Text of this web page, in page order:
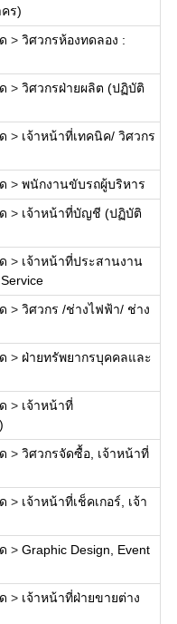
ร)
> วิศวกรห้องทดลอง :
> วิศวกรฝ่ายผลิต (ปฏิบัติ
> เจ้าหน้าที่เทคนิค/ วิศวกร
> พนักงานขับรถผู้บริหาร
> เจ้าหน้าที่บัญชี (ปฏิบัติ
> เจ้าหน้าที่ประสานงาน
> วิศวกร /ช่างไฟฟ้า/ ช่าง
> ฝ่ายทรัพยากรบุคคลและ
> เจ้าหน้าที่
> วิศวกรจัดซื้อ, เจ้าหน้าที่
> เจ้าหน้าที่เช็คเกอร์, เจ้า
> Graphic Design, Event
> เจ้าหน้าที่ฝ่ายขายต่าง